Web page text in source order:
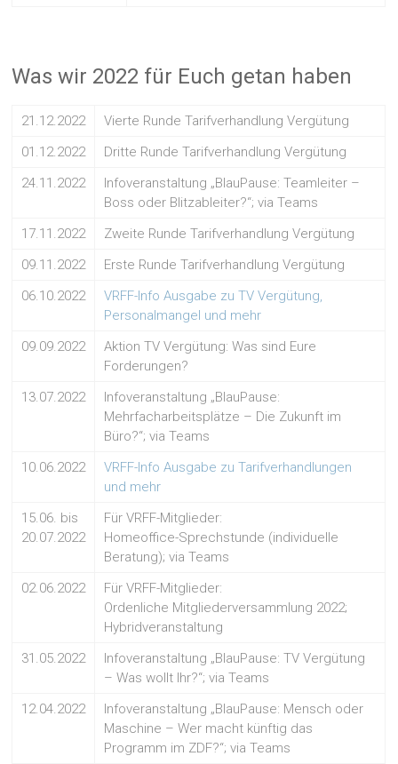
Was wir 2022 für Euch getan haben
21.12.2022
Vierte Runde Tarifverhandlung Vergütung
01.12.2022
Dritte Runde Tarifverhandlung Vergütung
24.11.2022
Infoveranstaltung „BlauPause: Teamleiter –
Boss oder Blitzableiter?“; via Teams
17.11.2022
Zweite Runde Tarifverhandlung Vergütung
09.11.2022
Erste Runde Tarifverhandlung Vergütung
06.10.2022
VRFF-Info Ausgabe zu TV Vergütung,
Personalmangel und mehr
09.09.2022
Aktion TV Vergütung: Was sind Eure
Forderungen?
13.07.2022
Infoveranstaltung „BlauPause:
Mehrfacharbeitsplätze – Die Zukunft im
Büro?“; via Teams
10.06.2022
VRFF-Info Ausgabe zu Tarifverhandlungen
und mehr
15.06. bis
20.07.2022
Für VRFF-Mitglieder:
Homeoffice-Sprechstunde (individuelle
Beratung); via Teams
02.06.2022
Für VRFF-Mitglieder:
Ordenliche Mitgliederversammlung 2022;
Hybridveranstaltung
31.05.2022
Infoveranstaltung „BlauPause: TV Vergütung
– Was wollt Ihr?“; via Teams
12.04.2022
Infoveranstaltung „BlauPause: Mensch oder
Maschine – Wer macht künftig das
Programm im ZDF?“; via Teams